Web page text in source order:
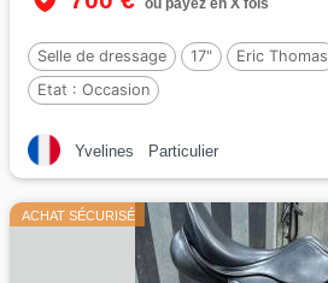
ou payez en X fois
Selle de dressage 17" Eric Thomas
Etat : Occasion
Yvelines Particulier
ACHAT SÉCURISÉ